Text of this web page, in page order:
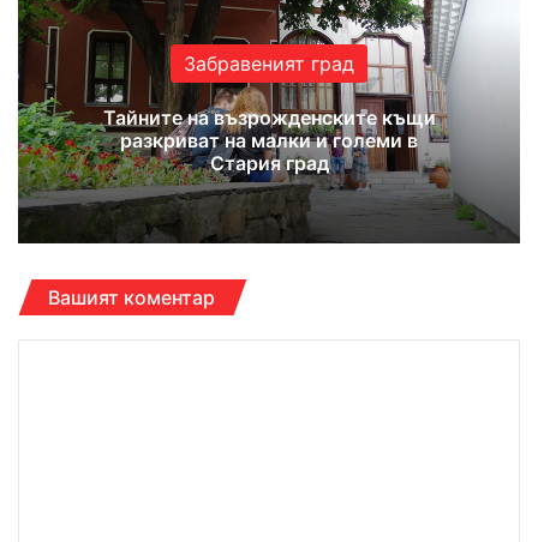
ok
e
m
Забравеният град
Тайните на възрожденските къщи
разкриват на малки и големи в
Стария град
Вашият коментар